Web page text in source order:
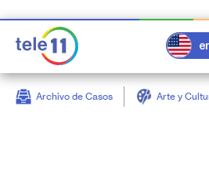
Archivo de Casos Arte y
post